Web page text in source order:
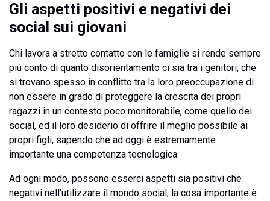
Gli aspetti positivi e negativi dei
social sui giovani
Chi lavora a stretto contatto con le famiglie si rende sempre
più conto di quanto disorientamento ci sia tra i genitori, che
si trovano spesso in conflitto tra la loro preoccupazione di
non essere in grado di proteggere la crescita dei propri
ragazzi in un contesto poco monitorabile, come quello dei
social, ed il loro desiderio di offrire il meglio possibile ai
propri figli, sapendo che ad oggi è estremamente
importante una competenza tecnologica.
Ad ogni modo, possono esserci aspetti sia positivi che
negativi nell’utilizzare il mondo social, la cosa importante è